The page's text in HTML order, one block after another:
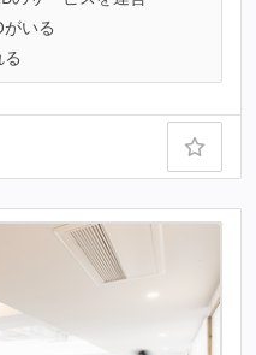
がいる